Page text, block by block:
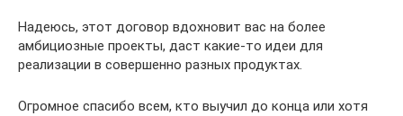
Надеюсь, этот договор вдохновит вас на более
амбициозные проекты, даст какие-то идеи для
реализации в совершенно разных продуктах.
Огромное спасибо всем, кто выучил до конца или хотя